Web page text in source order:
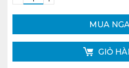
MUA
GIỎ